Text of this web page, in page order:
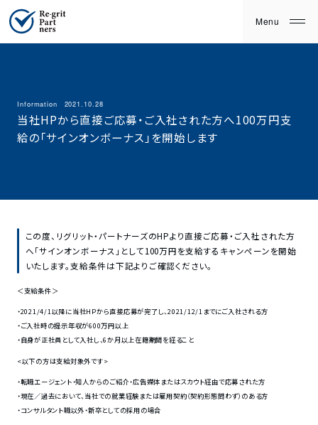
Information 2021.10.28
当社HPから直接ご応募・ご入社された方へ100万円支
給の「サインオンボーナス」を開始します
この度、リグリット・パートナーズのHPより直接ご応募・ご入社された方
へ「サインオンボーナス」として100万円を支給するキャンペーンを開始
いたします。支給条件は下記よりご確認ください。
＜支給条件＞
・2021/4/1以降に当社HPから直接応募が完了し、2021/12/1までにご入社される方
・ご入社時の提示年収が600万円以上
・自身が正社員として入社し、6か月以上在籍期間を経ること
<以下の方は支給対象外です>
・転職エージェント・知人からのご紹介・広告媒体またはスカウト経由で応募された方
・現在／過去において、当社での就業経験または雇用契約（契約形態問わず）のある方
・コンサルタント職以外・新卒としての採用の場合